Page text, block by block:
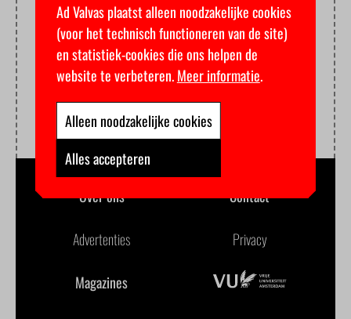
Over ons Contact
Advertenties Privacy
Magazines
Ad Valvas plaatst alleen noodzakelijke cookies
(voor het technisch functioneren van de site)
en statistiek-cookies die ons helpen de
website te verbeteren.Meer informatie.
Alleen noodzakelijke cookies
Alles accepteren